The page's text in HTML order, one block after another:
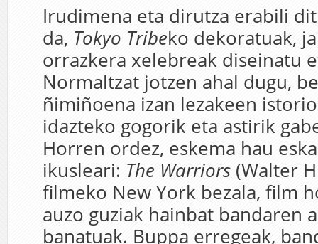
Irudimena eta dirutza erabili
da, Tokyo Tribeko dekoratuak,
orrazkera xelebreak diseinatu
Normaltzat jotzen ahal dugu,
ñimiñoena izan lezakeen
idazteko gogorik eta astirik
Horren ordez, eskema hau
ikusleari: The Warriors (Walter
filmeko New York bezala, film
auzo guziak hainbat bandaren
banatuak. Buppa erregeak,